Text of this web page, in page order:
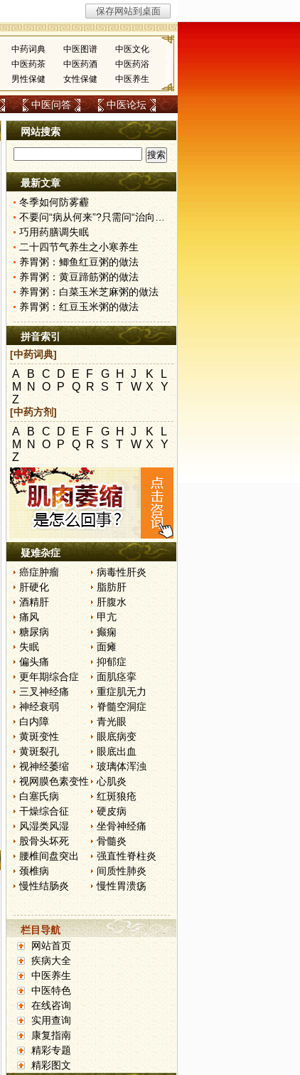
中药词典 中医图谱
中医文化
中医药茶 中医药酒
中医药浴
男性保健 女性保健 中医养生
中医问答 中医论坛
网站搜索
最新文章
冬季如何防雾霾
不要问“病从何来”?只需问“治向何去”?
巧用药膳调失眠
二十四节气养生之小寒养生
养胃粥：鲫鱼红豆粥的做法
养胃粥：黄豆蹄筋粥的做法
养胃粥：白菜玉米芝麻粥的做法
养胃粥：红豆玉米粥的做法
拼音索引
[中药词典]
A B C D E F G H J K
L
M N O P Q R S T W X
Y
Z
[中药方剂]
A B C D E F G H J K
L
M N O P Q R S T W X
Y
Z
疑难杂症
癌症肿瘤
病毒性肝炎
肝硬化
脂肪肝
酒精肝
肝腹水
痛风
甲亢
糖尿病
癫痫
失眠
面瘫
偏头痛
抑郁症
更年期综合症
面肌痉挛
三叉神经痛
重症肌无力
神经衰弱
脊髓空洞症
白内障
青光眼
黄斑变性
眼底病变
黄斑裂孔
眼底出血
视神经萎缩
玻璃体浑浊
视网膜色素变性
心肌炎
白塞氏病
红斑狼疮
干燥综合征
硬皮病
风湿类风湿
坐骨神经痛
股骨头坏死
骨髓炎
腰椎间盘突出
强直性脊柱炎
颈椎病
间质性肺炎
慢性结肠炎
慢性胃溃疡
栏目导航
网站首页
疾病大全
中医养生
中医特色
在线咨询
实用查询
康复指南
精彩专题
精彩图文